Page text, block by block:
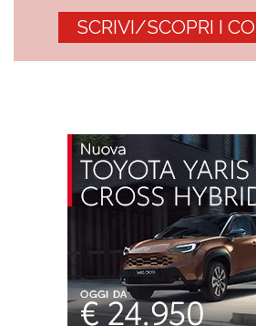
SCRIVI/SCOPRI I